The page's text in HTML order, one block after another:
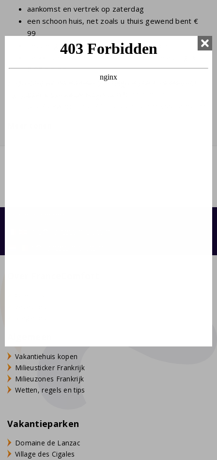
aankomst en vertrek op zaterdag
een schoon huis, net zoals u thuis gewend bent €
99
beddengoed en opgemaakte bedden € 9 p.p.
parkkosten (water, elektra, toeristenbelasting) €
2,95 p.p.p.n.
in de periode oktober - maart zijn de parkkosten
Onze service: De bedden zijn opgemaakt bij aankomst,
Vakantiehuis kopen
Milieusticker Frankrijk
Milieuzones Frankrijk
Wetten, regels en tips
Vakantieparken
Domaine de Lanzac
Village des Cigales